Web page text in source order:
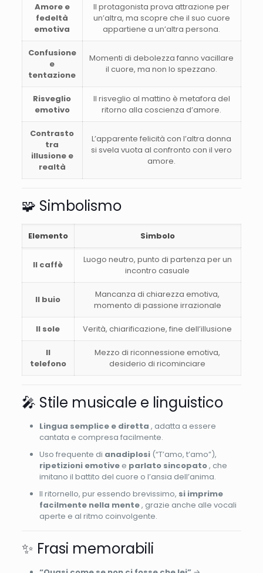
Amore e
fedeltà
emotiva
Il protagonista prova attrazione per
un’altra, ma scopre che il suo cuore
appartiene a un’altra persona.
Confusione
e
tentazione
Momenti di debolezza fanno vacillare
il cuore, ma non lo spezzano.
Risveglio
emotivo
Il risveglio al mattino è metafora del
ritorno alla coscienza d’amore.
Contrasto
tra
illusione e
realtà
L’apparente felicità con l’altra donna
si svela vuota al confronto con il vero
amore.
🧩 Simbolismo
Elemento Simbolo
Il caffè
Luogo neutro, punto di partenza per un
incontro casuale
Il buio
Mancanza di chiarezza emotiva,
momento di passione irrazionale
Il sole Verità, chiarificazione, fine dell’illusione
Il
telefono
Mezzo di riconnessione emotiva,
desiderio di ricominciare
🎤 Stile musicale e linguistico
Lingua semplice e diretta , adatta a essere
cantata e compresa facilmente.
Uso frequente di anadiplosi (“T’amo, t’amo”),
ripetizioni emotive e parlato sincopato, che
imitano il battito del cuore o l’ansia dell’anima.
Il ritornello, pur essendo brevissimo, si imprime
facilmente nella mente, grazie anche alle vocali
aperte e al ritmo coinvolgente.
✨ Frasi memorabili